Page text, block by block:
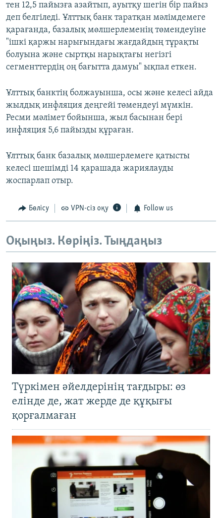
тен 12,5 пайызға азайтып, ауытқу шегін бір пайыз
деп белгіледі. Ұлттық банк таратқан мәлімдемеге
қарағанда, базалық мөлшерлеменің төмендеуіне
"ішкі қаржы нарығындағы жағдайдың тұрақты
болуына және сыртқы нарықтағы негізгі
сегменттердің оң бағытта дамуы" ықпал еткен.
Ұлттық банктің болжауынша, осы және келесі айда
жылдық инфляция деңгейі төмендеуі мүмкін.
Ресми мәлімет бойынша, жыл басынан бері
инфляция 5,6 пайызды құраған.
Ұлттық банк базалық мөлшерлемеге қатысты
келесі шешімді 14 қарашада жариялауды
жоспарлап отыр.
Бөлісу VPN-сіз оқу Follow us
Оқыңыз. Көріңіз. Тыңдаңыз
Түркімен әйелдерінің тағдыры: өз
елінде де, жат жерде де құқығы
қорғалмаған